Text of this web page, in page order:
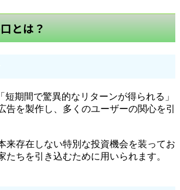
とは？
短期間で驚異的なリターンが得られる」
告を製作し、多くのユーザーの関心を引
来存在しない特別な投資機会を装ってお
たちを引き込むために用いられます。